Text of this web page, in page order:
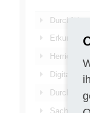
Erkundung
Herrichten